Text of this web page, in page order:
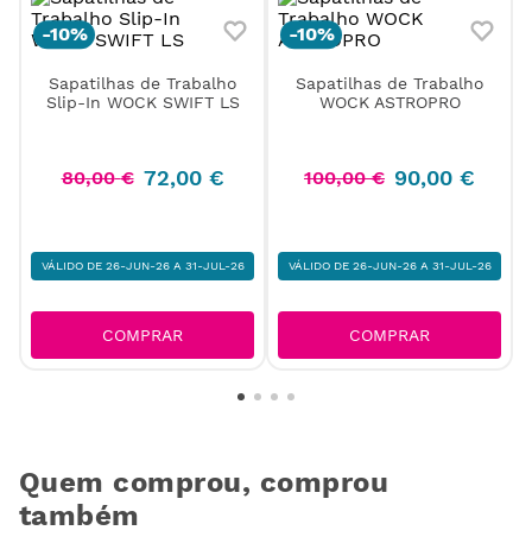
Sapatilhas de Trabalho
VÁLIDO DE 26-JUN-26 A 31-JUL-26
COMPRAR
Sapatilhas de Trabalho
VÁLIDO DE 26-JUN-26 A 31-JUL-26
COMPRAR
Quem comprou, comprou
também